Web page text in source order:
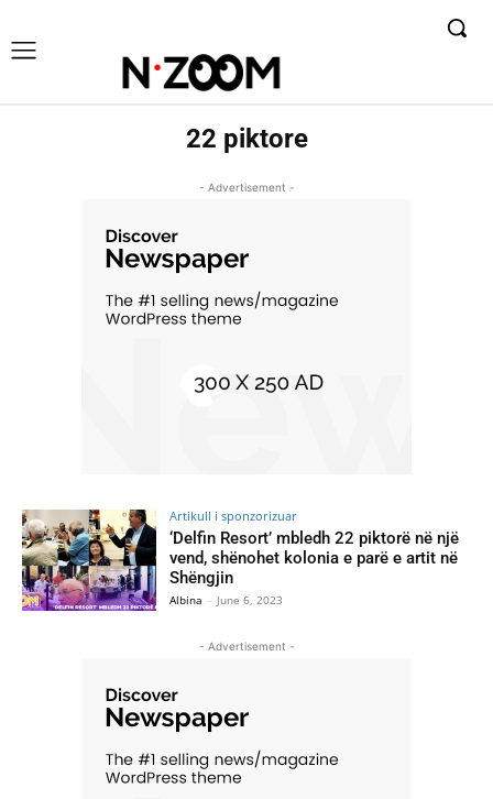
22 piktore
- Advertisement -
Artikull i sponzorizuar
‘Delfin Resort’ mbledh 22 piktorë në një
vend, shënohet kolonia e parë e artit në
Shëngjin
Albina - June 6, 2023
- Advertisement -